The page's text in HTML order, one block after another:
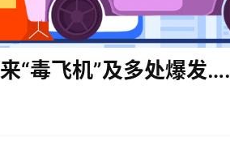
“毒飞机”及多处爆发….